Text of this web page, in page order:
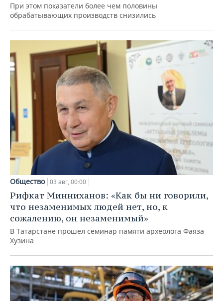
При этом показатели более чем половины
обрабатывающих производств снизились
Общество 03 авг, 00:00
Рифкат Минниханов: «Как бы ни говорили,
что незаменимых людей нет, но, к
сожалению, он незаменимый»
В Татарстане прошел семинар памяти археолога Фаяза
Хузина